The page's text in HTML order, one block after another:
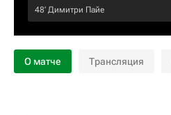
48‎’‎ Димитри Пайе
О матче Трансляция